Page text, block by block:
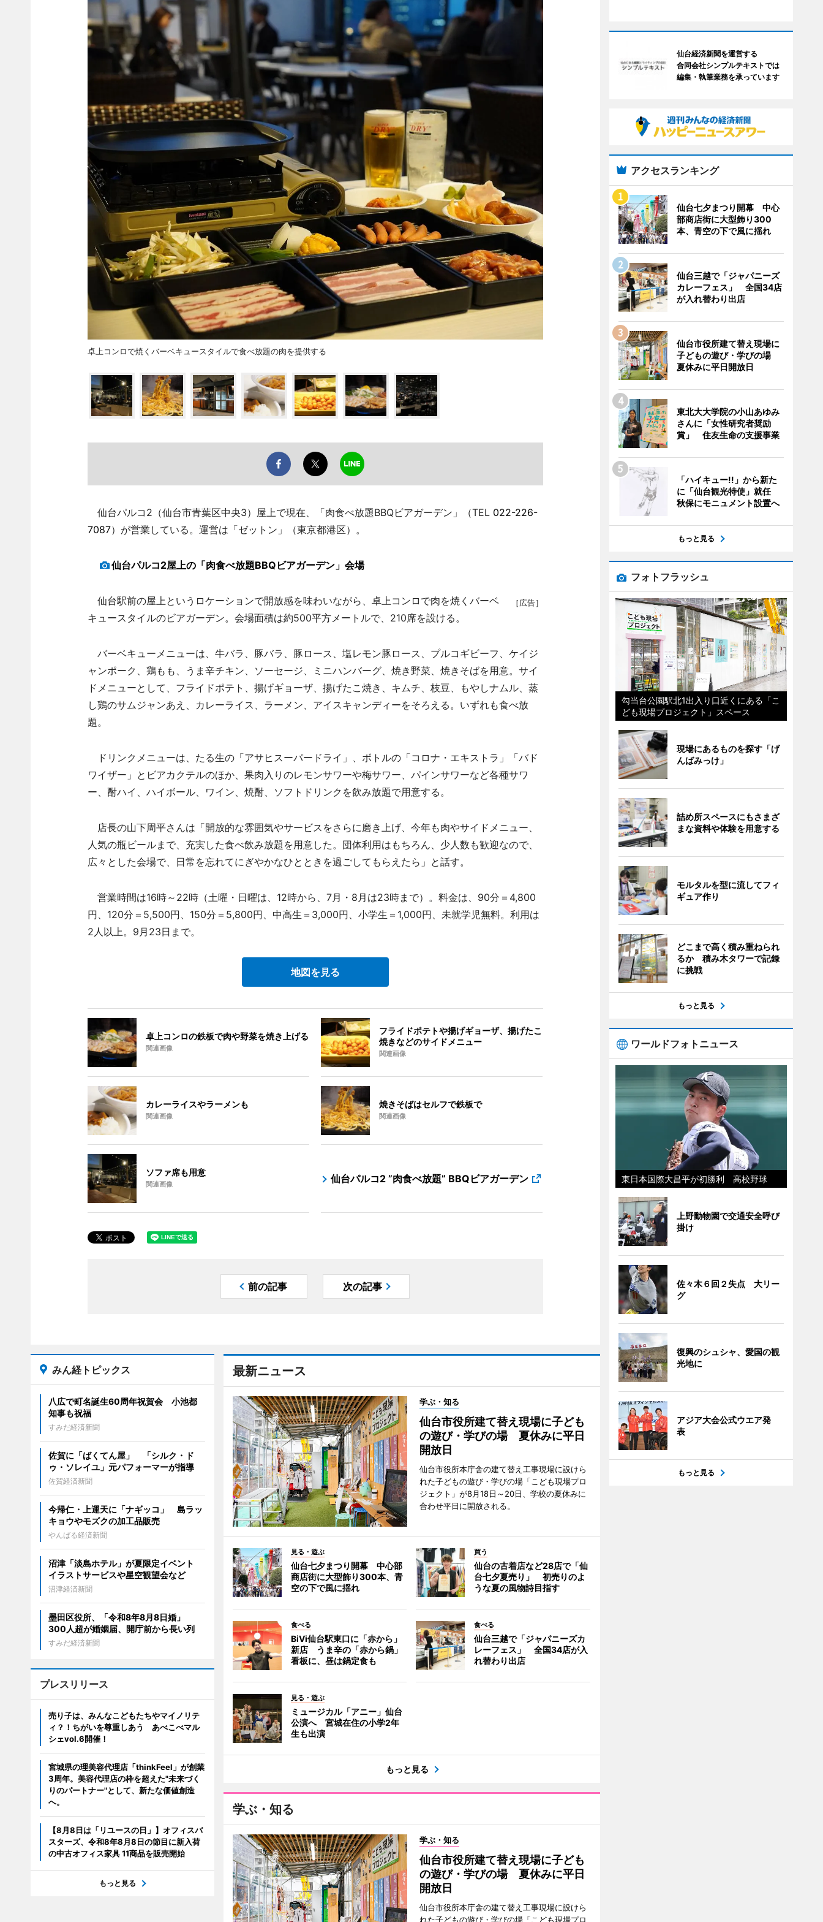
卓上コンロで焼くバーベキュースタイルで食べ放題の肉を提供する
仙台パルコ2（仙台市青葉区中央3）屋上で現在、「肉食べ放題BBQビアガーデン」（TEL 022-226-
7087）が営業している。運営は「ゼットン」（東京都港区）。
仙台パルコ2屋上の「肉食べ放題BBQビアガーデン」会場
［広告］
仙台駅前の屋上というロケーションで開放感を味わいながら、卓上コンロで肉を焼くバーベ
キュースタイルのビアガーデン。会場面積は約500平方メートルで、210席を設ける。
バーベキューメニューは、牛バラ、豚バラ、豚ロース、塩レモン豚ロース、プルコギビーフ、ケイジ
ャンポーク、鶏もも、うま辛チキン、ソーセージ、ミニハンバーグ、焼き野菜、焼きそばを用意。サイ
ドメニューとして、フライドポテト、揚げギョーザ、揚げたこ焼き、キムチ、枝豆、もやしナムル、蒸
し鶏のサムジャンあえ、カレーライス、ラーメン、アイスキャンディーをそろえる。いずれも食べ放
題。
ドリンクメニューは、たる生の「アサヒスーパードライ」、ボトルの「コロナ・エキストラ」「バド
ワイザー」とビアカクテルのほか、果肉入りのレモンサワーや梅サワー、パインサワーなど各種サワ
ー、酎ハイ、ハイボール、ワイン、焼酎、ソフトドリンクを飲み放題で用意する。
店長の山下周平さんは「開放的な雰囲気やサービスをさらに磨き上げ、今年も肉やサイドメニュー、
人気の瓶ビールまで、充実した食べ飲み放題を用意した。団体利用はもちろん、少人数も歓迎なので、
広々とした会場で、日常を忘れてにぎやかなひとときを過ごしてもらえたら」と話す。
営業時間は16時～22時（土曜・日曜は、12時から、7月・8月は23時まで）。料金は、90分＝4,800
円、120分＝5,500円、150分＝5,800円、中高生＝3,000円、小学生＝1,000円、未就学児無料。利用は
2人以上。9月23日まで。
地図を見る
卓上コンロの鉄板で肉や野菜を焼き上げる
関連画像
フライドポテトや揚げギョーザ、揚げたこ
焼きなどのサイドメニュー
関連画像
カレーライスやラーメンも
関連画像
焼きそばはセルフで鉄板で
関連画像
ソファ席も用意
関連画像 仙台パルコ2 ”肉食べ放題” BBQビアガーデン
前の記事 次の記事
最新ニュース
学ぶ・知る
仙台市役所建て替え現場に子ども
の遊び・学びの場 夏休みに平日
開放日
仙台市役所本庁舎の建て替え工事現場に設けら
れた子どもの遊び・学びの場「こども現場プロ
ジェクト」が8月18日～20日、学校の夏休みに
合わせ平日に開放される。
見る・遊ぶ
仙台七夕まつり開幕 中心部
商店街に大型飾り300本、青
空の下で風に揺れ
買う
仙台の古着店など28店で「仙
台七夕夏売り」 初売りのよ
うな夏の風物詩目指す
食べる
BiVi仙台駅東口に「赤から」
新店 うま辛の「赤から鍋」
看板に、昼は鍋定食も
食べる
仙台三越で「ジャパニーズカ
レーフェス」 全国34店が入
れ替わり出店
見る・遊ぶ
ミュージカル「アニー」仙台
公演へ 宮城在住の小学2年
生も出演
もっと見る
学ぶ・知る
学ぶ・知る
仙台市役所建て替え現場に子ども
の遊び・学びの場 夏休みに平日
開放日
仙台市役所本庁舎の建て替え工事現場に設けら
れた子どもの遊び・学びの場「こども現場プロ
みん経トピックス
八広で町名誕生60周年祝賀会 小池都
知事も祝福
すみだ経済新聞
佐賀に「ばくてん屋」 「シルク・ド
ゥ・ソレイユ」元パフォーマーが指導
佐賀経済新聞
今帰仁・上運天に「ナギッコ」 島ラッ
キョウやモズクの加工品販売
やんばる経済新聞
沼津「淡島ホテル」が夏限定イベント
イラストサービスや星空観望会など
沼津経済新聞
墨田区役所、「令和8年8月8日婚」
300人超が婚姻届、開庁前から長い列
すみだ経済新聞
プレスリリース
売り子は、みんなこどもたちやマイノリテ
ィ？！ちがいを尊重しあう あべこべマル
シェvol.6開催！
宮城県の理美容代理店「thinkFeel」が創業
3周年。美容代理店の枠を超えた"未来づく
りのパートナー"として、新たな価値創造
へ。
【8月8日は「リユースの日」】オフィスバ
スターズ、令和8年8月8日の節目に新入荷
の中古オフィス家具 11商品を販売開始
もっと見る
仙台経済新聞を運営する
合同会社シンプルテキストでは
編集・執筆業務を承っています
アクセスランキング
仙台七夕まつり開幕 中心
部商店街に大型飾り300
本、青空の下で風に揺れ
仙台三越で「ジャパニーズ
カレーフェス」 全国34店
が入れ替わり出店
仙台市役所建て替え現場に
子どもの遊び・学びの場
夏休みに平日開放日
東北大大学院の小山あゆみ
さんに「女性研究者奨励
賞」 住友生命の支援事業
「ハイキュー!!」から新た
に「仙台観光特使」就任
秋保にモニュメント設置へ
もっと見る
フォトフラッシュ
勾当台公園駅北1出入り口近くにある「こ
ども現場プロジェクト」スペース
現場にあるものを探す「げ
んばみっけ」
詰め所スペースにもさまざ
まな資料や体験を用意する
モルタルを型に流してフィ
ギュア作り
どこまで高く積み重ねられ
るか 積み木タワーで記録
に挑戦
もっと見る
ワールドフォトニュース
東日本国際大昌平が初勝利 高校野球
上野動物園で交通安全呼び
掛け
佐々木６回２失点 大リー
グ
復興のシュシャ、愛国の観
光地に
アジア大会公式ウエア発
表
もっと見る